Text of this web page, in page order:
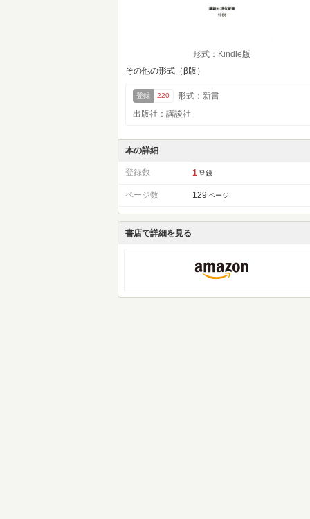
形式：Kindle版
その他の形式（β版）
登録 220
形式：新書
出版社：講談社
本の詳細
登録数 1 登録
ページ数 129 ページ
書店で詳細を見る